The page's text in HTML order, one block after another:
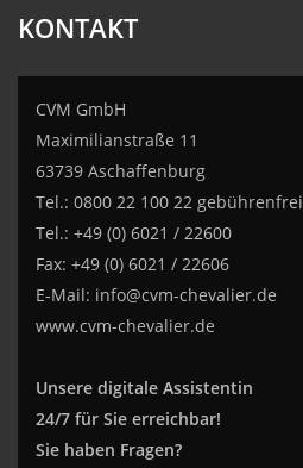
KONTAKT
CVM GmbH
Maximilianstraße 11
63739 Aschaffenburg
Tel.: 0800 22 100 22 gebührenfrei
Tel.: +49 (0) 6021 / 22600
Fax: +49 (0) 6021 / 22606
E-Mail: info@cvm-chevalier.de
www.cvm-chevalier.de
Unsere digitale Assistentin
24/7 für Sie erreichbar!
Sie haben Fragen?